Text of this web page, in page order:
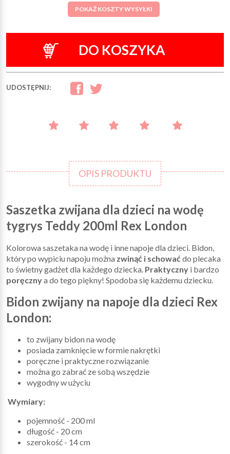
POKAŻ KOSZTY WYSYŁKI
DO KOSZYKA
UDOSTĘPNIJ:
OPIS PRODUKTU
Saszetka zwijana dla dzieci na wodę
tygrys Teddy 200ml Rex London
Kolorowa saszetaka na wodę i inne napoje dla dzieci. Bidon,
który po wypiciu napoju można zwinąć i schować do plecaka
to świetny gadżet dla każdego dziecka. Praktyczny i bardzo
poręcznya do tego piękny! Spodoba się każdemu dziecku.
Bidon zwijany na napoje dla dzieci Rex
London:
to zwijany bidon na wodę
posiada zamknięcie w formie nakrętki
poręczne i praktyczne rozwiązanie
można go zabrać ze sobą wszędzie
wygodny w użyciu
Wymiary:
pojemność - 200 ml
długość - 20 cm
szerokość - 14 cm